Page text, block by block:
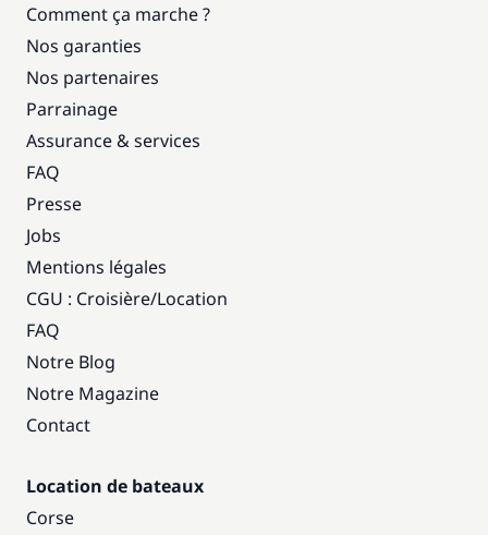
Comment ça marche ?
Nos garanties
Nos partenaires
Parrainage
Assurance & services
FAQ
Presse
Jobs
Mentions légales
CGU : Croisière/Location
FAQ
Notre Blog
Notre Magazine
Contact
Location de bateaux
Corse